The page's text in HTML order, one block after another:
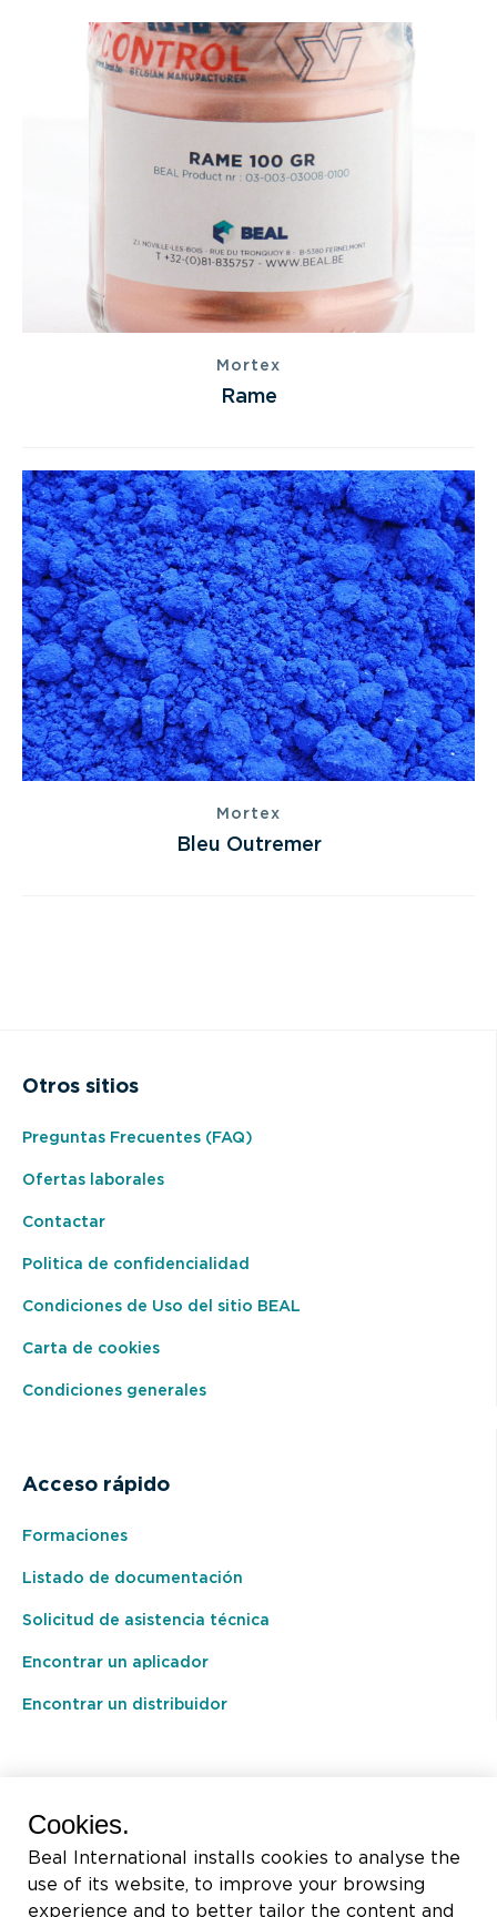
Mortex
Rame
Mortex
Bleu Outremer
Otros sitios
Preguntas Frecuentes (FAQ)
Ofertas laborales
Contactar
Politica de confidencialidad
Condiciones de Uso del sitio BEAL
Carta de cookies
Condiciones generales
Acceso rápido
Formaciones
Listado de documentación
Solicitud de asistencia técnica
Encontrar un aplicador
Encontrar un distribuidor
Rue du Tronquoy, 8
Cookies.
Beal International installs cookies to analyse the
use of its website, to improve your browsing
experience and to better tailor the content and